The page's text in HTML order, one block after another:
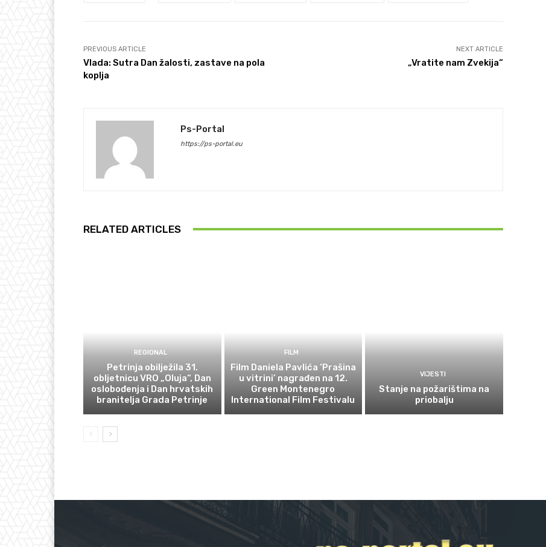
PREVIOUS ARTICLE
Vlada: Sutra Dan žalosti, zastave na pola
koplja
NEXT ARTICLE
„Vratite nam Zvekija“
Ps-Portal
https://ps-portal.eu
RELATED ARTICLES
REGIONAL
Petrinja obilježila 31.
obljetnicu VRO „Oluja“, Dan
oslobođenja i Dan hrvatskih
branitelja Grada Petrinje
FILM
Film Daniela Pavlića ‘Prašina
u vitrini’ nagrađen na 12.
Green Montenegro
International Film Festivalu
VIJESTI
Stanje na požarištima na
priobalju